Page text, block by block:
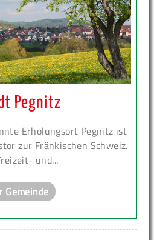
Pegnitz
Erholungsort Pegnitz ist
zur Fränkischen Schweiz.
und...
Gemeinde